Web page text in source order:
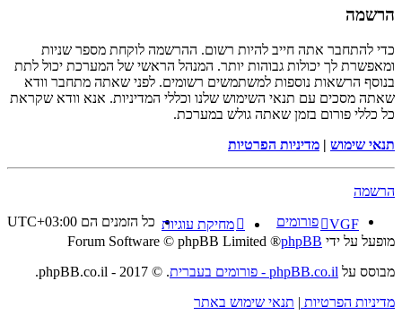
הרשמה
כדי להתחבר אתה חייב להיות רשום. ההרשמה לוקחת מספר שניות
ומאפשרת לך יכולות גבוהות יותר. המנהל הראשי של המערכת יכול לתת
בנוסף הרשאות נוספות למשתמשים רשומים. לפני שאתה מתחבר וודא
שאתה מסכים עם תנאי השימוש שלנו וכללי המדיניות. אנא וודא שקראת
כל כללי פורום בזמן שאתה גולש במערכת.
תנאי שימוש | מדיניות הפרטיות
הרשמה
VGF פורומים כל הזמנים הם UTC+03:00
מחיקת עוגיות
מופעל על ידי phpBB
® Forum Software © phpBB Limited
מבוסס על phpBB.co.il - פורומים בעברית
. © 2017 - phpBB.co.il.
מדיניות הפרטיות | תנאי שימוש באתר